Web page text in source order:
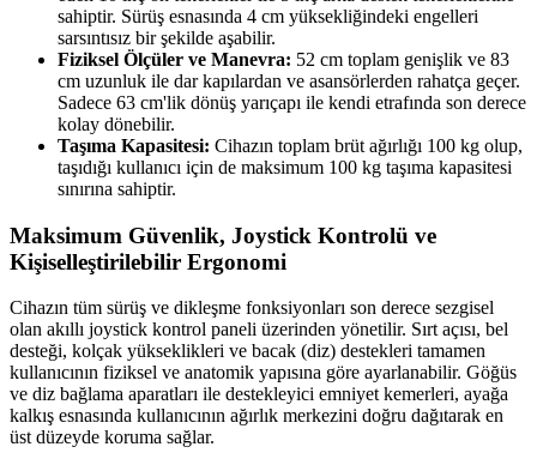
sahiptir. Sürüş esnasında 4 cm yüksekliğindeki engelleri
sarsıntısız bir şekilde aşabilir.
Fiziksel Ölçüler ve Manevra: 52 cm toplam genişlik ve 83
cm uzunluk ile dar kapılardan ve asansörlerden rahatça geçer.
Sadece 63 cm'lik dönüş yarıçapı ile kendi etrafında son derece
kolay dönebilir.
Taşıma Kapasitesi: Cihazın toplam brüt ağırlığı 100 kg olup,
taşıdığı kullanıcı için de maksimum 100 kg taşıma kapasitesi
sınırına sahiptir.
Maksimum Güvenlik, Joystick Kontrolü ve
Kişiselleştirilebilir Ergonomi
Cihazın tüm sürüş ve dikleşme fonksiyonları son derece sezgisel
olan akıllı joystick kontrol paneli üzerinden yönetilir. Sırt açısı, bel
desteği, kolçak yükseklikleri ve bacak (diz) destekleri tamamen
kullanıcının fiziksel ve anatomik yapısına göre ayarlanabilir. Göğüs
ve diz bağlama aparatları ile destekleyici emniyet kemerleri, ayağa
kalkış esnasında kullanıcının ağırlık merkezini doğru dağıtarak en
üst düzeyde koruma sağlar.